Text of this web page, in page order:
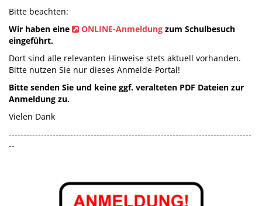
Bitte beachten:
Wir haben eine
ONLINE-Anmeldung zum Schulbesuch
eingeführt.
Dort sind alle relevanten Hinweise stets aktuell vorhanden.
Bitte nutzen Sie nur dieses Anmelde-Portal!
Bitte senden Sie und keine ggf. veralteten PDF Dateien zur
Anmeldung zu.
Vielen Dank
-----------------------------------------------------------------------------------
--